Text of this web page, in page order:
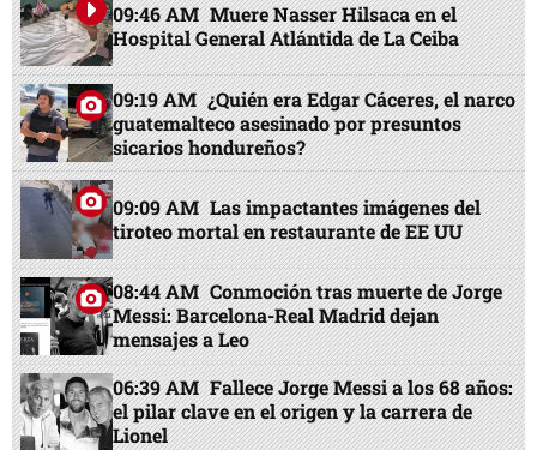
09:46 AM Muere Nasser Hilsaca en el
Hospital General Atlántida de La Ceiba
09:19 AM ¿Quién era Edgar Cáceres, el narco
guatemalteco asesinado por presuntos
sicarios hondureños?
09:09 AM Las impactantes imágenes del
tiroteo mortal en restaurante de EE UU
08:44 AM Conmoción tras muerte de Jorge
Messi: Barcelona-Real Madrid dejan
mensajes a Leo
06:39 AM Fallece Jorge Messi a los 68 años:
el pilar clave en el origen y la carrera de
Lionel